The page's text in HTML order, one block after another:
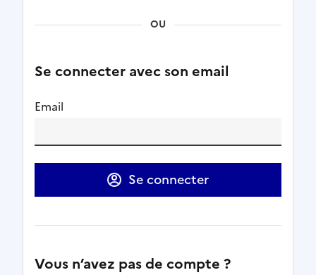
OU
Se connecter avec son email
Email
Se connecter
Vous n’avez pas de compte ?